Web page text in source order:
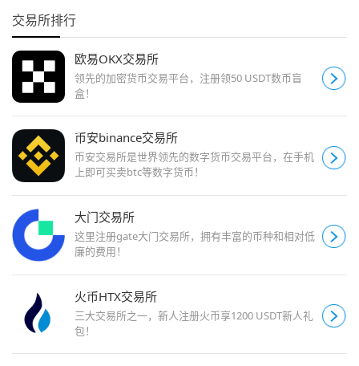
交易所排行
欧易OKX交易所
领先的加密货币交易平台，注册领50 USDT数币盲
盒！
币安binance交易所
币安交易所是世界领先的数字货币交易平台，在手机
上即可买卖btc等数字货币！
大门交易所
这里注册gate大门交易所，拥有丰富的币种和相对低
廉的费用！
火币HTX交易所
三大交易所之一，新人注册火币享1200 USDT新人礼
包！